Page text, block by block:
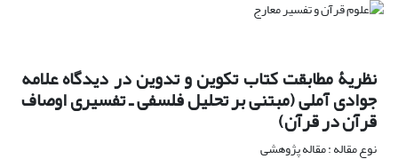
نظریۀ مطابقت کتاب تکوین و تدوین در دیدگاه علامه
جوادی آملی (مبتنی بر تحلیل فلسفی ـ تفسیری اوصاف
قرآن در قرآن)
نوع مقاله : مقاله پژوهشی